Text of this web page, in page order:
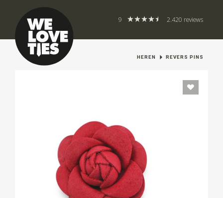
9 2.420 reviews
HEREN REVERS PINS